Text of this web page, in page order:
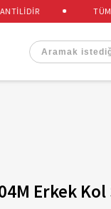
TÜM
Erkek